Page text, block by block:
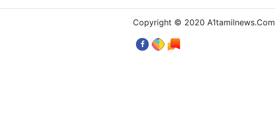
Copyright © 2020 A1tamilnews.Com